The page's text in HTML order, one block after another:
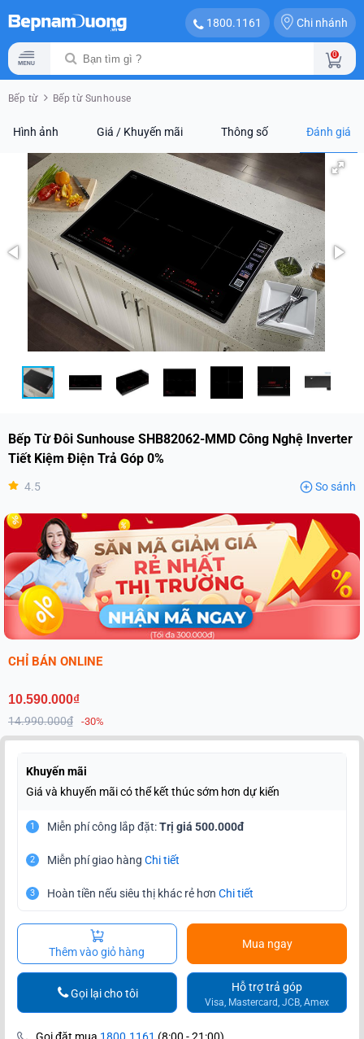
1800.1161 Chi nhánh
0
Bếp từ Bếp từ Sunhouse
Hình ảnh Giá / Khuyến mãi Thông số Đánh giá
Bếp Từ Đôi Sunhouse SHB82062-MMD Công Nghệ Inverter
Tiết Kiệm Điện Trả Góp 0%
4.5 So sánh
CHỈ BÁN ONLINE
10.590.000₫
14.990.000₫ -30%
Khuyến mãi
Giá và khuyến mãi có thể kết thúc sớm hơn dự kiến
1 Miễn phí công lắp đặt:Trị giá 500.000đ
2 Miễn phí giao hàng Chi tiết
3 Hoàn tiền nếu siêu thị khác rẻ hơn Chi tiết
Thêm vào giỏ hàng
Mua ngay
Hỗ trợ trả góp
Visa, Mastercard, JCB, Amex
Gọi lại cho tôi